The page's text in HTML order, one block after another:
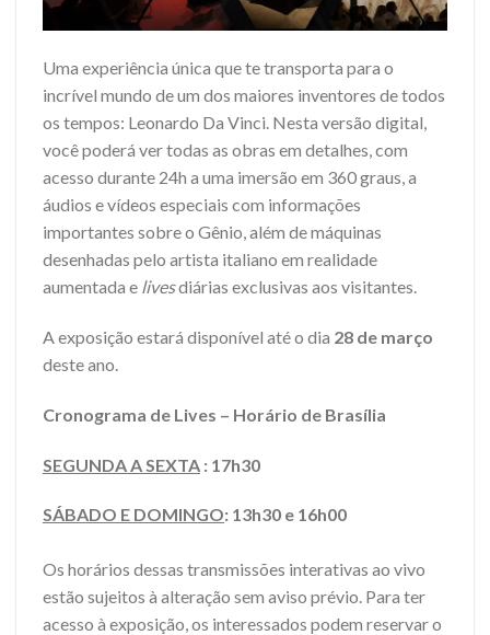
Uma experiência única que te transporta para o
incrível mundo de um dos maiores inventores de todos
os tempos: Leonardo Da Vinci. Nesta versão digital,
você poderá ver todas as obras em detalhes, com
acesso durante 24h a uma imersão em 360 graus, a
áudios e vídeos especiais com informações
importantes sobre o Gênio, além de máquinas
desenhadas pelo artista italiano em realidade
aumentada e livesdiárias exclusivas aos visitantes.
A exposição estará disponível até o dia 28 de março
deste ano.
Cronograma de Lives – Horário de Brasília
SEGUNDA A SEXTA : 17h30
SÁBADO E DOMINGO: 13h30 e 16h00
Os horários dessas transmissões interativas ao vivo
estão sujeitos à alteração sem aviso prévio. Para ter
acesso à exposição, os interessados podem reservar o